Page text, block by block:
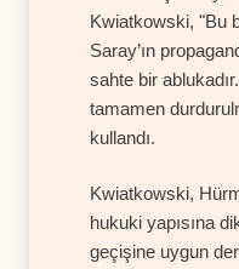
Kwiatkowski, "Bu
Saray’ın
sahte bir
tamamen
kullandı.
Kwiatkowski,
hukuki yapısına
geçişine uygun